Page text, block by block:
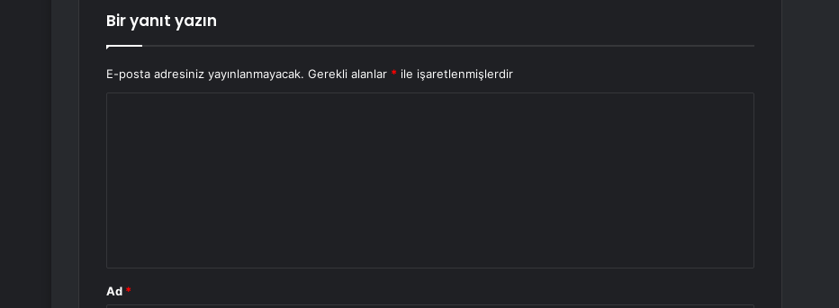
Bir yanıt yazın
E-posta adresiniz yayınlanmayacak. Gerekli alanlar * ile işaretlenmişlerdir
Ad *